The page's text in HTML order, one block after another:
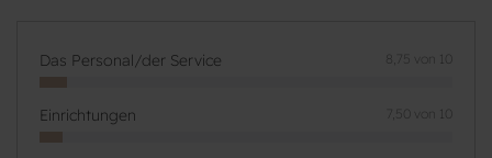
Das Personal/der Service 8,75 von 10
Einrichtungen 7,50 von 10